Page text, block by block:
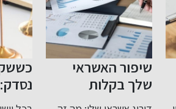
כששקט הבית
נסדק: זווית פלילית
רגישה ומדויקת